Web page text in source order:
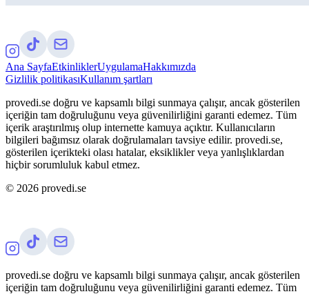
Ana SayfaEtkinliklerUygulamaHakkımızda
Gizlilik politikasıKullanım şartları
provedi.se doğru ve kapsamlı bilgi sunmaya çalışır, ancak gösterilen
içeriğin tam doğruluğunu veya güvenilirliğini garanti edemez. Tüm
içerik araştırılmış olup internette kamuya açıktır. Kullanıcıların
bilgileri bağımsız olarak doğrulamaları tavsiye edilir. provedi.se,
gösterilen içerikteki olası hatalar, eksiklikler veya yanlışlıklardan
hiçbir sorumluluk kabul etmez.
© 2026 provedi.se
provedi.se doğru ve kapsamlı bilgi sunmaya çalışır, ancak gösterilen
içeriğin tam doğruluğunu veya güvenilirliğini garanti edemez. Tüm